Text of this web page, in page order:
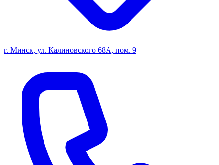
г. Минск, ул. Калиновского 68А, пом. 9